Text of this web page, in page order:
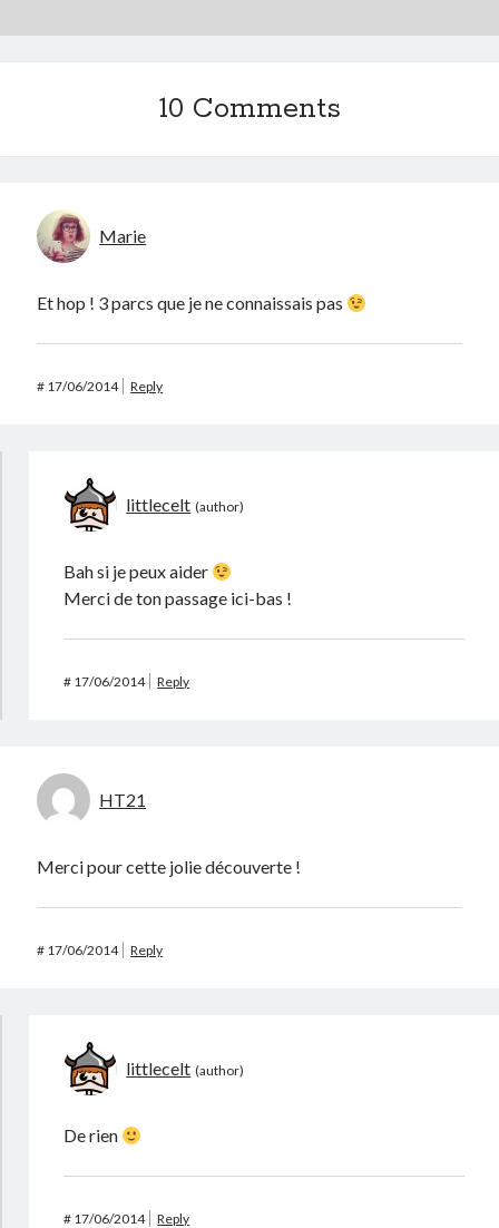
10 Comments
Marie
Et hop ! 3 parcs que je ne connaissais pas
# 17/06/2014 Reply
littlecelt
Bah si je peux aider
Merci de ton passage ici-bas !
# 17/06/2014 Reply
HT21
Merci pour cette jolie découverte !
# 17/06/2014 Reply
littlecelt
De rien
# 17/06/2014 Reply